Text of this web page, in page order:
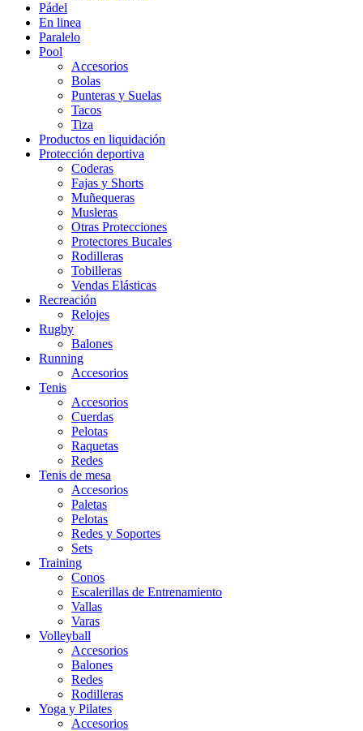
Pádel
En linea
Paralelo
Pool
Accesorios
Bolas
Punteras y Suelas
Tacos
Tiza
Productos en liquidación
Protección deportiva
Coderas
Fajas y Shorts
Muñequeras
Musleras
Otras Protecciones
Protectores Bucales
Rodilleras
Tobilleras
Vendas Elásticas
Recreación
Relojes
Rugby
Balones
Running
Accesorios
Tenis
Accesorios
Cuerdas
Pelotas
Raquetas
Redes
Tenis de mesa
Accesorios
Paletas
Pelotas
Redes y Soportes
Sets
Training
Conos
Escalerillas de Entrenamiento
Vallas
Varas
Volleyball
Accesorios
Balones
Redes
Rodilleras
Yoga y Pilates
Accesorios